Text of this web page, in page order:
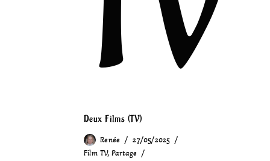
Deux Films (TV)
Renée
27/05/2025
Film TV, Partage